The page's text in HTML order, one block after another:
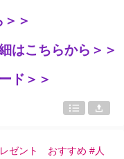
＞
はこちらから＞＞
ド＞＞
ゼント おすすめ #人